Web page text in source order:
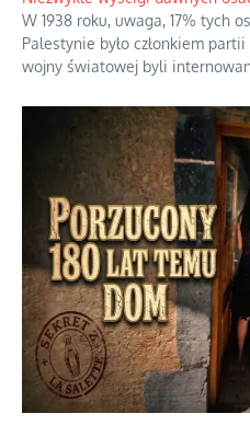
W 1938 roku, uwaga, 17% tych
Palestynie było członkiem
wojny światowej byli